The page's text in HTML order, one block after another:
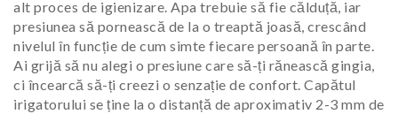
alt proces de igienizare. Apa trebuie să fie călduță, iar
presiunea să pornească de la o treaptă joasă, crescând
nivelul în funcție de cum simte fiecare persoană în parte.
Ai grijă să nu alegi o presiune care să-ți rănească gingia,
ci încearcă să-ți creezi o senzație de confort. Capătul
irigatorului se ține la o distanță de aproximativ 2-3 mm de